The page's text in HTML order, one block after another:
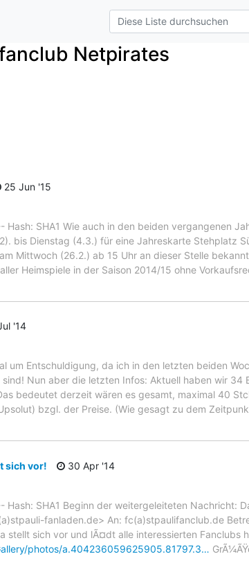
Netpirates
25 Jun '15
Hash: SHA1 Wie auch in den beiden vergangenen
bis Dienstag (4.3.) für eine Jahreskarte Stehplatz
Mittwoch (26.2.) ab 15 Uhr an dieser Stelle
Heimspiele in der Saison 2014/15 ohne
'14
um Entschuldigung, da ich in den letzten beiden
Nun aber die letzten Infos: Aktuell haben wir 34
bedeutet derzeit wären es gesamt, maximal 40
bzgl. der Preise. (Wie gesagt zu dem
sich vor!
30 Apr '14
Hash: SHA1 Beginn der weitergeleiteten Nachricht:
fanladen.de> An: fc(a)stpaulifanclub.de
stellt sich vor und lÃ¤dt alle interessierten Fanclubs
photos/a.404236059625905.81797.3…